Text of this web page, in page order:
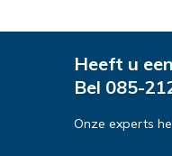
Heeft u
Bel 085-
Onze experts